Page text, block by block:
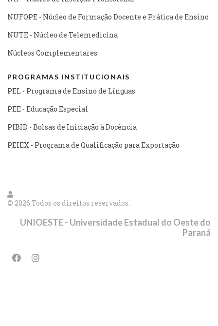
NUFOPE - Núcleo de Formação Docente e Prática de Ensino
NUTE - Núcleo de Telemedicina
Núcleos Complementares
PROGRAMAS INSTITUCIONAIS
PEL - Programa de Ensino de Línguas
PEE - Educação Especial
PIBID - Bolsas de Iniciação à Docência
PEIEX - Programa de Qualificação para Exportação
© 2026 Todos os direitos reservados.
UNIOESTE - Universidade Estadual do Oeste do
Paraná